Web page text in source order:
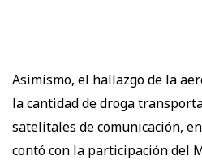
Asimismo, el hallazgo de la
la cantidad de droga
satelitales de comunicación,
contó con la participación del